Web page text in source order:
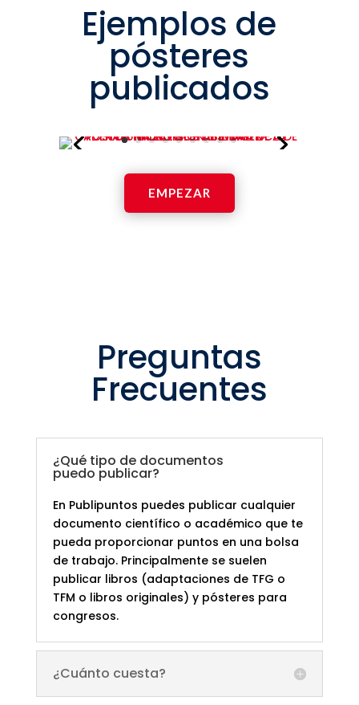
Ejemplos de
pósteres
publicados
EMPEZAR
Preguntas
Frecuentes
¿Qué tipo de documentos
puedo publicar?
En Publipuntos puedes publicar cualquier
documento científico o académico que te
pueda proporcionar puntos en una bolsa
de trabajo. Principalmente se suelen
publicar libros (adaptaciones de TFG o
TFM o libros originales) y pósteres para
congresos.
¿Cuánto cuesta?